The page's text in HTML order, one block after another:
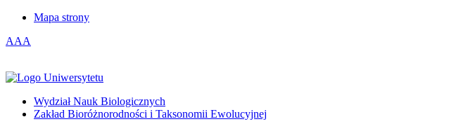
Mapa strony
AAA
Wydział Nauk Biologicznych
Zakład Bioróżnorodności i Taksonomii Ewolucyjnej